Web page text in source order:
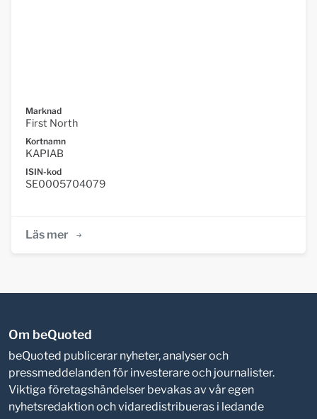
Marknad
First North
Kortnamn
KAPIAB
ISIN-kod
SE0005704079
Läs mer
Om beQuoted
beQuoted publicerar nyheter, analyser och
pressmeddelanden för investerare och journalister.
Viktiga företagshändelser bevakas av vår egen
nyhetsredaktion och vidaredistribueras i ledande